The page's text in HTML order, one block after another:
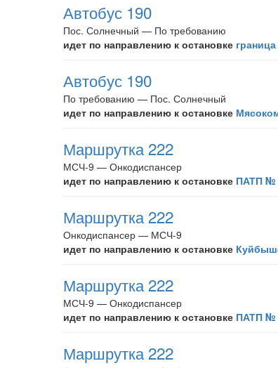
Автобус 190
Пос. Солнечный — По требованию
идет по направлению к остановке
Автобус 190
По требованию — Пос. Солнечный
идет по направлению к остановке
Маршрутка 222
МСЧ-9 — Онкодиспансер
идет по направлению к остановке ПАТП №
Маршрутка 222
Онкодиспансер — МСЧ-9
идет по направлению к остановке
Маршрутка 222
МСЧ-9 — Онкодиспансер
идет по направлению к остановке ПАТП №
Маршрутка 222